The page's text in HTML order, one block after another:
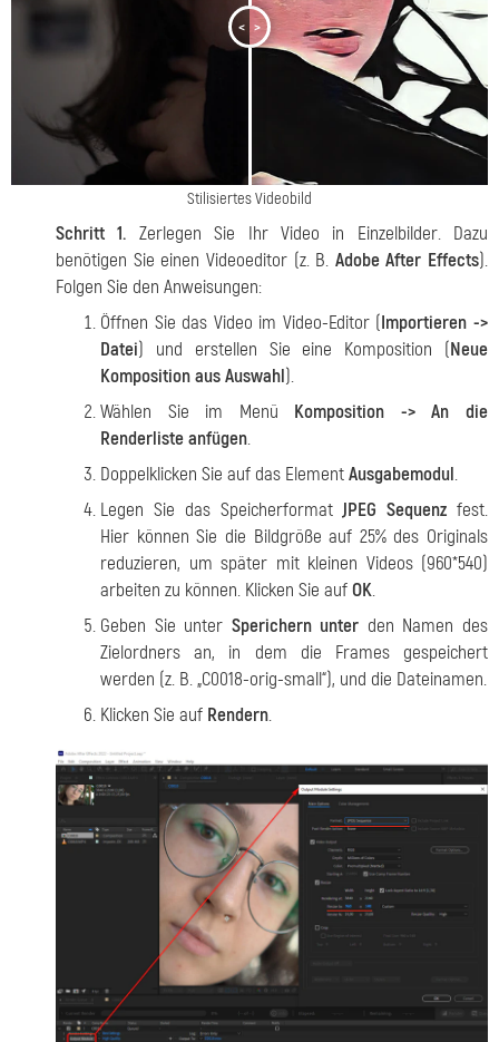
< >
Stilisiertes Videobild
Schritt 1. Zerlegen Sie Ihr Video in Einzelbilder. Dazu
benötigen Sie einen Videoeditor (z. B. Adobe After Effects).
Folgen Sie den Anweisungen:
Öffnen Sie das Video im Video-Editor (Importieren ->
Datei) und erstellen Sie eine Komposition (Neue
Komposition aus Auswahl).
Wählen Sie im Menü Komposition -> An die
Renderliste anfügen.
Doppelklicken Sie auf das ElementAusgabemodul.
Legen Sie das SpeicherformatJPEG Sequenz fest.
Hier können Sie die Bildgröße auf 25% des Originals
reduzieren, um später mit kleinen Videos (960*540)
arbeiten zu können. Klicken Sie aufOK.
Geben Sie unter Sperichern unter den Namen des
Zielordners an, in dem die Frames gespeichert
werden (z. B. „C0018-orig-small“), und die Dateinamen.
Klicken Sie auf Rendern.